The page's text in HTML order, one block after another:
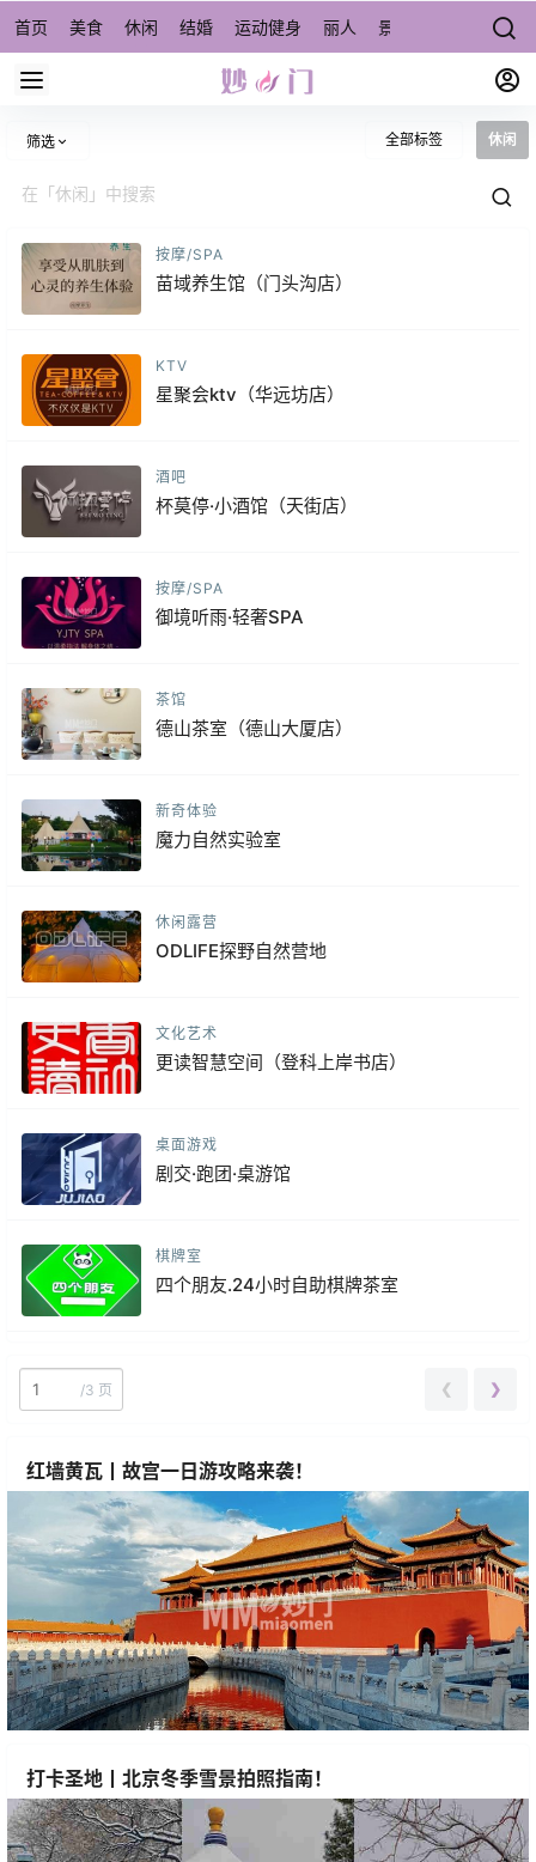
首页 美食 休闲 结婚 运动健身 丽人 景点/周边游 宠物
筛选 全部标签 休闲
按摩/SPA
苗域养生馆（门头沟店）
KTV
星聚会ktv（华远坊店）
酒吧
杯莫停·小酒馆（天街店）
按摩/SPA
御境听雨·轻奢SPA
茶馆
德山茶室（德山大厦店）
新奇体验
魔力自然实验室
休闲露营
ODLIFE探野自然营地
文化艺术
更读智慧空间（登科上岸书店）
桌面游戏
剧交·跑团·桌游馆
棋牌室
四个朋友.24小时自助棋牌茶室
/3 页 ❮ ❯
红墙黄瓦丨故宫一日游攻略来袭！
打卡圣地丨北京冬季雪景拍照指南！